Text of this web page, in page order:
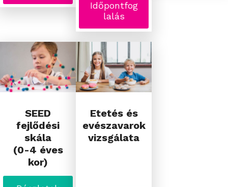
Időpontfog
lalás
SEED
fejlődési
skála
(0-4 éves
kor)
Etetés és
evészavarok
vizsgálata